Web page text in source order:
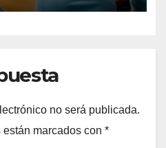
no será publicada.
marcados con *